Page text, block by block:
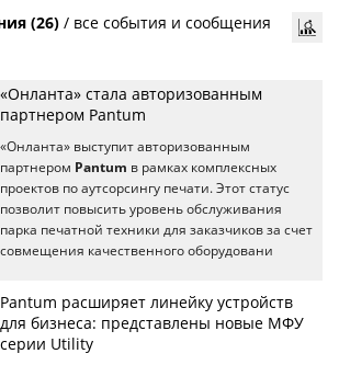
(26) / все события и сообщения
«Онланта» стала авторизованным
партнером Pantum
«Онланта» выступит авторизованным
партнером Pantum в рамках комплексных
проектов по аутсорсингу печати. Этот статус
позволит повысить уровень обслуживания
парка печатной техники для заказчиков за счет
совмещения качественного оборудовани
Pantum расширяет линейку устройств
для бизнеса: представлены новые МФУ
серии Utility